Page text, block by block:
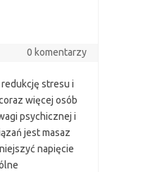
0 komentarzy
stresu i
więcej osób
psychicznej i
jest masaz
napięcie